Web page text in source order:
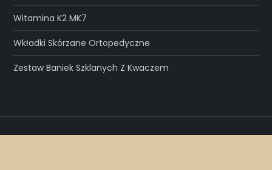
Witamina K2 MK7
Wkładki Skórzane Ortopedyczne
Zestaw Baniek Szklanych Z Kwaczem